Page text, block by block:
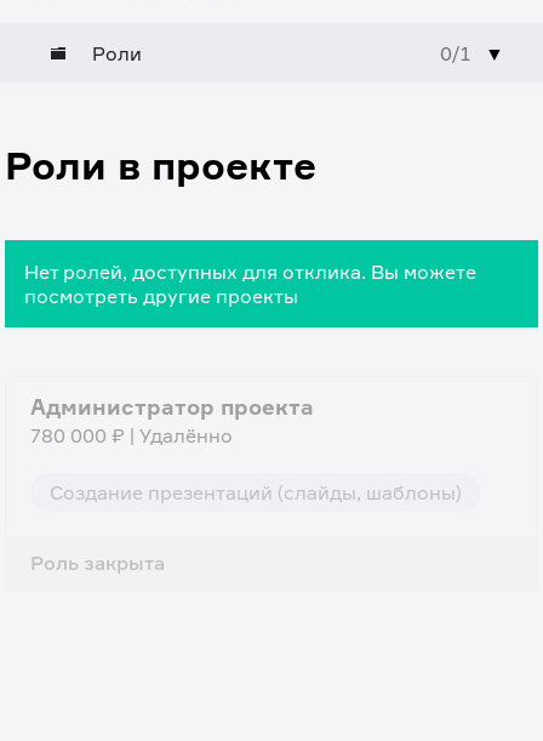
Роли 0/1 ▼
Роли в проекте
Нет ролей, доступных для отклика. Вы можете
посмотреть другие проекты
Администратор проекта
780 000 ₽ | Удалённо
Создание презентаций (слайды, шаблоны)
Роль закрыта